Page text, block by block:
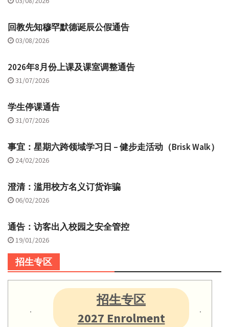
回教先知穆罕默德诞辰公假通告
03/08/2026
2026年8月份上课及课室调整通告
31/07/2026
学生停课通告
31/07/2026
事宜：星期六跨领域学习日 – 健步走活动（Brisk Walk）
24/02/2026
澄清：滥用校方名义订货诈骗
06/02/2026
通告：访客出入校园之安全管控
19/01/2026
招生专区
招生专区
2027 Enrolment